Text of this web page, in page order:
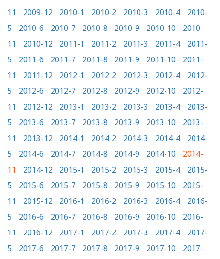
11
2009-12 2010-1 2010-2 2010-3 2010-4
2010-
5
2010-6 2010-7 2010-8 2010-9 2010-10
2010-
11
2010-12 2011-1 2011-2 2011-3 2011-4
2011-
5
2011-6 2011-7 2011-8 2011-9 2011-10
2011-
11
2011-12 2012-1 2012-2 2012-3 2012-4
2012-
5
2012-6 2012-7 2012-8 2012-9 2012-10
2012-
11
2012-12 2013-1 2013-2 2013-3 2013-4
2013-
5
2013-6 2013-7 2013-8 2013-9 2013-10
2013-
11
2013-12 2014-1 2014-2 2014-3 2014-4
2014-
5
2014-6 2014-7 2014-8 2014-9 2014-10
2014-
11
2014-12 2015-1 2015-2 2015-3 2015-4
2015-
5
2015-6 2015-7 2015-8 2015-9 2015-10
2015-
11
2015-12 2016-1 2016-2 2016-3 2016-4
2016-
5
2016-6 2016-7 2016-8 2016-9 2016-10
2016-
11
2016-12 2017-1 2017-2 2017-3 2017-4
2017-
5
2017-6 2017-7 2017-8 2017-9 2017-10
2017-